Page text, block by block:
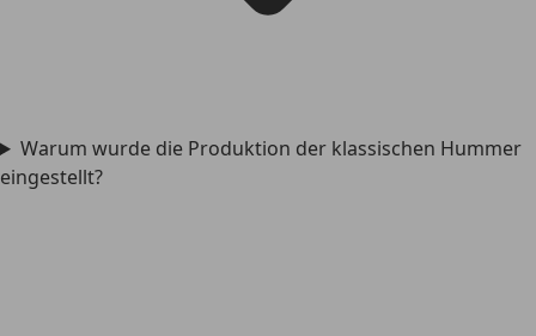
Warum wurde die Produktion der klassischen Hummer
eingestellt?